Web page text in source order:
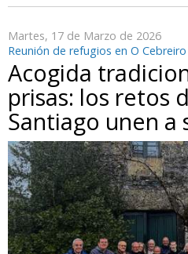
Martes, 17 de Marzo de 2026
Reunión de refugios en O Cebreiro
Acogida
prisas: los retos
Santiago unen a